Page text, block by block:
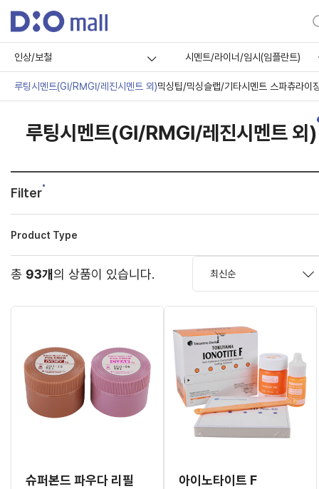
인상/보철 시멘트/라이너/임시(임플란트)
루팅시멘트(GI/RMGI/레진시멘트 외)믹싱팁/믹싱슬랩/기타시멘트 스파츄라이
루팅시멘트(GI/RMGI/레진시멘트 외)
Filter
Product Type
총 93개의 상품이 있습니다.
슈퍼본드 파우다 리필 아이노타이트 F